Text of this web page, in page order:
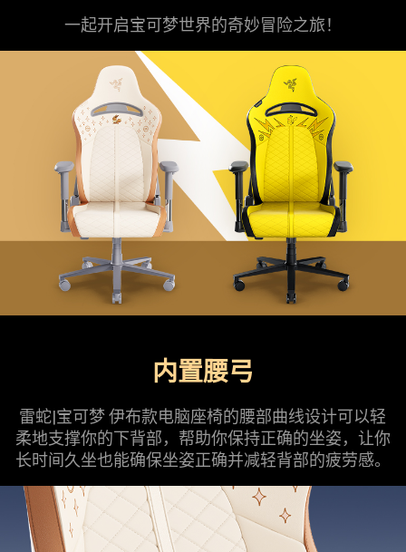
一起开启宝可梦世界的奇妙冒险之旅！
内置腰弓
雷蛇|宝可梦 伊布款电脑座椅的腰部曲线设计可以轻
柔地支撑你的下背部，帮助你保持正确的坐姿，让你
长时间久坐也能确保坐姿正确并减轻背部的疲劳感。